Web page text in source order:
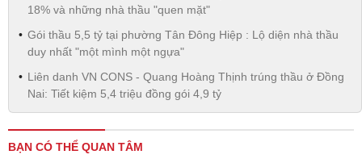
18% và những nhà thầu "quen mặt"
Gói thầu 5,5 tỷ tại phường Tân Đông Hiệp : Lộ diện nhà thầu
duy nhất "một mình một ngựa"
Liên danh VN CONS - Quang Hoàng Thịnh trúng thầu ở Đồng
Nai: Tiết kiệm 5,4 triệu đồng gói 4,9 tỷ
BẠN CÓ THỂ QUAN TÂM